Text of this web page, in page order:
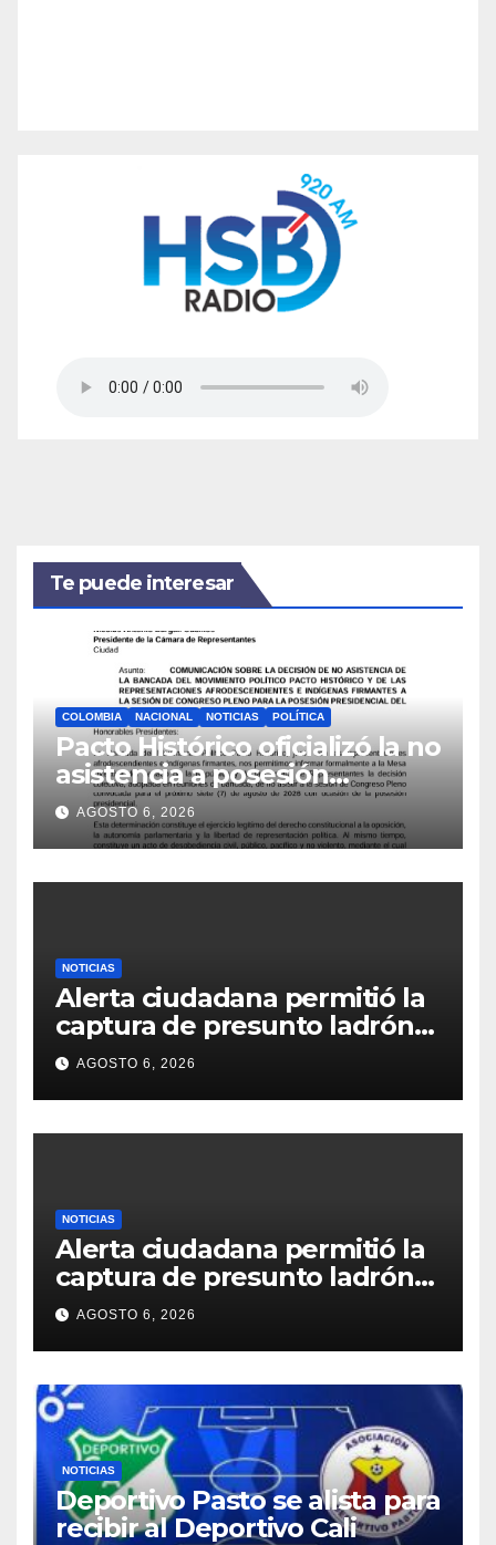
Te puede interesar
COLOMBIA NACIONAL NOTICIAS POLÍTICA
Pacto Histórico oficializó la no
asistencia a posesión
presidencial
AGOSTO 6, 2026
NOTICIAS
Alerta ciudadana permitió la
captura de presunto ladrón
de motocicletas
AGOSTO 6, 2026
NOTICIAS
Alerta ciudadana permitió la
captura de presunto ladrón
de motocicletas
AGOSTO 6, 2026
NOTICIAS
Deportivo Pasto se alista para
recibir al Deportivo Cali